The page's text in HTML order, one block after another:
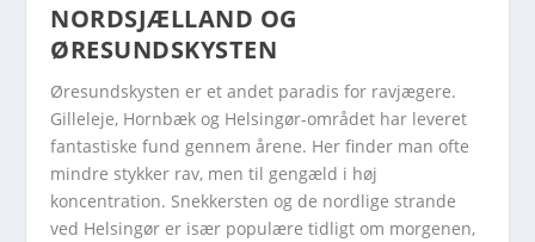
NORDSJÆLLAND OG
ØRESUNDSKYSTEN
Øresundskysten er et andet paradis for ravjægere.
Gilleleje, Hornbæk og Helsingør-området har leveret
fantastiske fund gennem årene. Her finder man ofte
mindre stykker rav, men til gengæld i høj
koncentration. Snekkersten og de nordlige strande
ved Helsingør er især populære tidligt om morgenen,